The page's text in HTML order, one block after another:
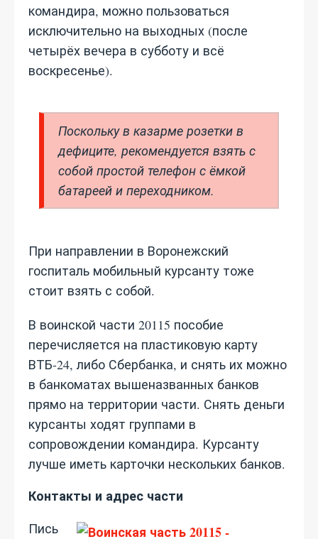
командира, можно пользоваться
исключительно на выходных (после
четырёх вечера в субботу и всё
воскресенье).
Поскольку в казарме розетки в
дефиците, рекомендуется взять с
собой простой телефон с ёмкой
батареей и переходником.
При направлении в Воронежский
госпиталь мобильный курсанту тоже
стоит взять с собой.
В воинской части 20115 пособие
перечисляется на пластиковую карту
ВТБ-24, либо Сбербанка, и снять их можно
в банкоматах вышеназванных банков
прямо на территории части. Снять деньги
курсанты ходят группами в
сопровождении командира. Курсанту
лучше иметь карточки нескольких банков.
Контакты и адрес части
Пись